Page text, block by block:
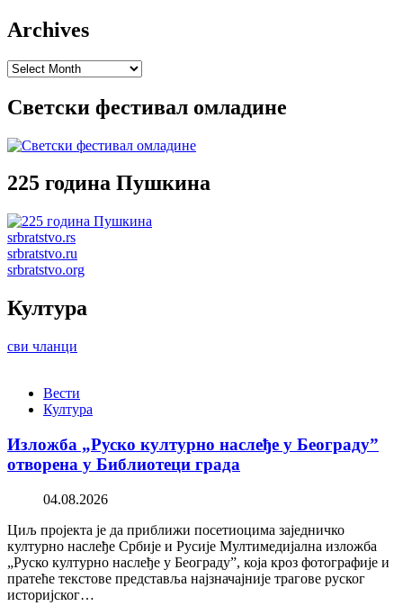
Archives
Archives
Светски фестивал омладине
225 година Пушкина
srbratstvo.rs
srbratstvo.ru
srbratstvo.org
Култура
сви чланци
Вести
Култура
Изложба „Руско културно наслеђе у Београду”
отворена у Библиотеци града
04.08.2026
Циљ пројекта је да приближи посетиоцима заједничко
културно наслеђе Србије и Русије Мултимедијална изложба
„Руско културно наслеђе у Београду”, која кроз фотографије и
пратеће текстове представља најзначајније трагове руског
историјског…